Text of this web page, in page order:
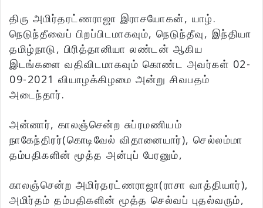
திரு அமிர்தரட்ணராஜா இராசயோகன், யாழ்.
நெடுந்தீவைப் பிறப்பிடமாகவும், நெடுந்தீவு, இந்தியா
தமிழ்நாடு, பிரித்தானியா லண்டன் ஆகிய
இடங்களை வதிவிடமாகவும் கொண்ட அவர்கள் 02-
09-2021 வியாழக்கிழமை அன்று சிவபதம்
அடைந்தார்.
அன்னார், காலஞ்சென்ற சுப்ரமணியம்
நாகேந்திரர்(கொடிவேல் விதானையார்), செல்லம்மா
தம்பதிகளின் மூத்த அன்புப் பேரனும்,
காலஞ்சென்ற அமிர்தரட்ணராஜா(ராசா வாத்தியார்),
அமிர்தம் தம்பதிகளின் மூத்த செல்வப் புதல்வரும்,